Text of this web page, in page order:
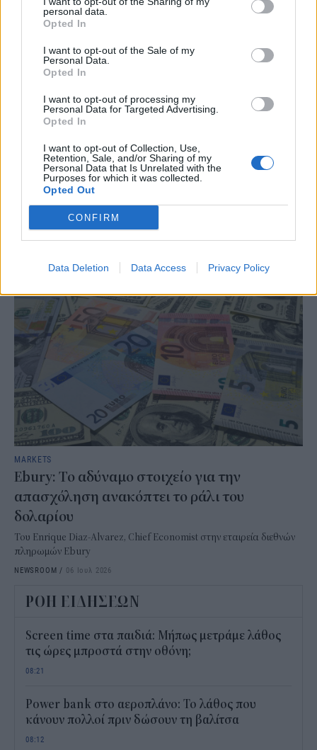
personal data.
Opted In
I want to opt-out of the Sale of my
Personal Data.
Opted In
I want to opt-out of processing my
Personal Data for Targeted Advertising.
Opted In
I want to opt-out of Collection, Use,
Retention, Sale, and/or Sharing of my
Personal Data that Is Unrelated with the
Purposes for which it was collected.
Opted Out
CONFIRM
Data Deletion Data Access Privacy Policy
MARKETS
Ebury: Οι αγορές αδιαφορούν για την
κλιμάκωση στα στενά του Ορμούζ
Του Enrique Diaz-Alvarez, Chief Economist στην εταιρεία διεθνών
πληρωμών Ebury
MARKETS
Ebury : Το αδύναμο στοιχείο για την
απασχόληση ανακόπτει το ράλι του
δολαρίου
Του Enrique Diaz-Alvarez, Chief Economist στην εταιρεία διεθνών
πληρωμών Ebury
NEWSROOM / 06 Ιουλ 2026
ΡΟΗ ΕΙΔΗΣΕΩΝ
Screen time στα παιδιά: Μήπως μετράμε λάθος
τις ώρες μπροστά στην οθόνη;
08:21
Power bank στο αεροπλάνο: Το λάθος που
κάνουν πολλοί πριν δώσουν τη βαλίτσα
08:12